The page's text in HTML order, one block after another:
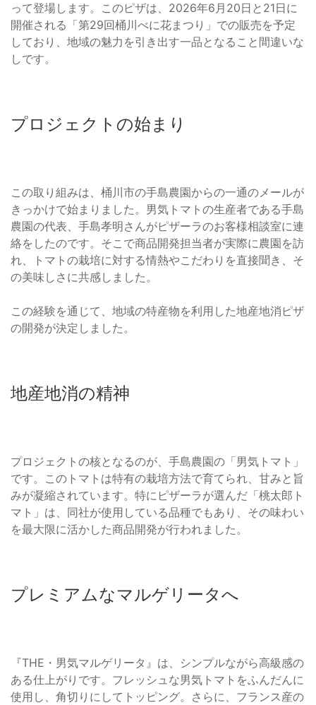
って登場します。このピザは、2026年6月20日と21日に
開催される「第29回桶川べに花まつり」での販売を予定
しており、地域の魅力を引き出す一品となること間違いな
しです。
プロジェクトの始まり
この取り組みは、桶川市の手島農園からの一通のメールが
きっかけで始まりました。男気トマトの生産者である手島
農園の代表、手島孝明さんがピザーラのお客様相談室に連
絡をしたのです。そこで商品開発担当者が実際に農園を訪
れ、トマトの栽培に対する情熱やこだわりを直接聞き、そ
の美味しさに共感しました。
この経験を通じて、地域の特産物を利用した地産地消ピザ
の開発が決定しました。
地産地消の精神
プロジェクトの核となるのが、手島農園の「男気トマト」
です。このトマトは特有の栽培方法で育てられ、甘みと旨
みが凝縮されています。特にピザーラが選んだ「桃太郎ト
マト」は、同社が使用している品種でもあり、その味わい
を最大限に活かした商品開発が行われました。
プレミアムなマルゲリータへ
『THE・男気マルゲリータ』は、シンプルながら高級感の
ある仕上がりです。フレッシュな男気トマトをふんだんに
使用し、角切りにしてトッピング。さらに、フランス産の